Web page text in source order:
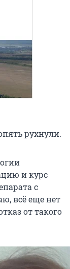
рухнули.
и курс
с
всё еще нет
от такого